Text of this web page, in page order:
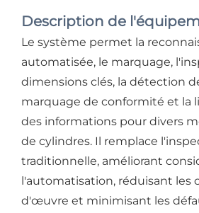
Description de
Le système permet la
automatisée, le marquage,
dimensions clés, la détection
marquage de conformité et la
des informations pour divers
de cylindres. Il remplace
traditionnelle, améliorant
l'automatisation, réduisant les
d'œuvre et minimisant les